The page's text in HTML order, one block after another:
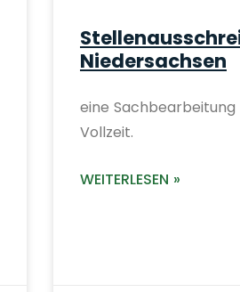
Niedersachsen
eine
Vollzeit.
WEITERLESEN »